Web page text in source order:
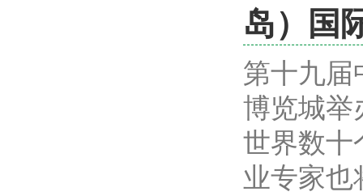
岛）国
第十九
博览城
世界数
业专家